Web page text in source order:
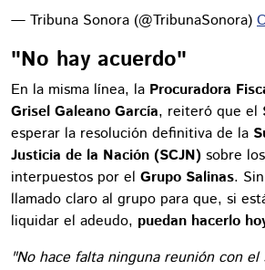
— Tribuna Sonora (@TribunaSonora)
"No hay acuerdo"
En la misma línea, la Procuradora
Grisel Galeano García, reiteró que el
esperar la resolución definitiva de la
Justicia de la Nación (SCJN) sobre
interpuestos por el Grupo Salinas.
llamado claro al grupo para que, si
liquidar el adeudo, puedan hacerlo
"No hace falta ninguna reunión con el